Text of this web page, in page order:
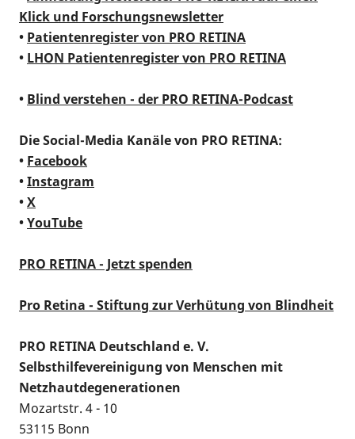
Klick und Forschungsnewsletter
• Patientenregister von PRO RETINA
• LHON Patientenregister von PRO RETINA
• Blind verstehen - der PRO RETINA-Podcast
Die Social-Media Kanäle von PRO RETINA:
• Facebook
•Instagram
•X
•YouTube
PRO RETINA - Jetzt spenden
Pro Retina - Stiftung zur Verhütung von Blindheit
PRO RETINA Deutschland e. V.
Selbsthilfevereinigung von Menschen mit
Netzhautdegenerationen
Mozartstr. 4 - 10
53115 Bonn